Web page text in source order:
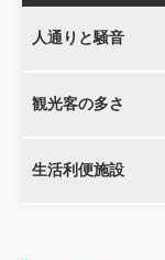
人通りと騒音
観光客の多さ
生活利便施設